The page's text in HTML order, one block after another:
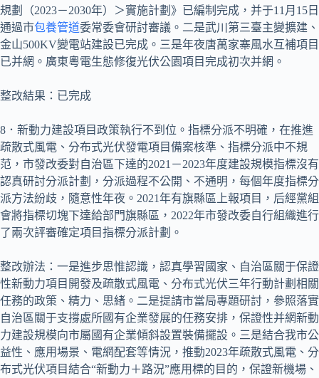
規劃（2023－2030年）＞實施計劃》已編制完成，并于11月15日
通過市包養管道委常委會研討審議。二是武川第三臺主變擴建、
金山500KV變電站建設已完成。三是年夜唐萬家寨風水互補項目
已并網。廣東粵電生態修復光伏公園項目完成初次并網。
整改結果：已完成
8．新動力建設項目政策執行不到位。指標分派不明確，在推進
疏散式風電、分布式光伏發電項目備案核準、指標分派中不規
范，市發改委對自治區下達的2021－2023年度建設規模指標沒有
認真研討分派計劃，分派過程不公開、不通明，每個年度指標分
派方法紛歧，隨意性年夜。2021年有旗縣區上報項目，后經黨組
會將指標切塊下達給部門旗縣區，2022年市發改委自行組織進行
了兩次評審確定項目指標分派計劃。
整改辦法：一是進步思惟認識，認真學習國家、自治區關于保證
性新動力項目開發及疏散式風電、分布式光伏三年行動計劃相關
任務的政策、精力、思緒。二是提請市當局專題研討，參照落實
自治區關于支撐處所國有企業發展的任務安排，保證性并網新動
力建設規模向市屬國有企業傾斜設置裝備擺設。三是結合我市公
益性、應用場景、電網配套等情況，推動2023年疏散式風電、分
布式光伏項目結合“新動力＋路況”應用標的目的，保證新機場、